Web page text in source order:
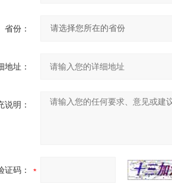
省份：
地址：
说明：
证码：